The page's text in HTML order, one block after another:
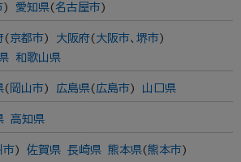
) 愛知県(名古屋市)
(京都市) 大阪府(大阪市、 堺市)
和歌山県
( 岡山市) 広島県(広島市) 山口県
高知県
市) 佐賀県 長崎県 熊本県(熊本市)